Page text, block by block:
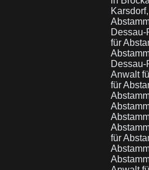
für
Anwalt
für
für